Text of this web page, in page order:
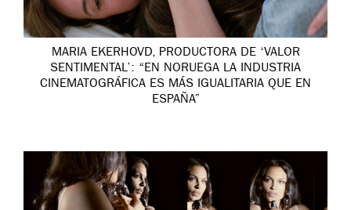
MARIA EKERHOVD, PRODUCTORA DE ‘VALOR
SENTIMENTAL’: “EN NORUEGA LA INDUSTRIA
CINEMATOGRÁFICA ES MÁS IGUALITARIA QUE EN
ESPAÑA”